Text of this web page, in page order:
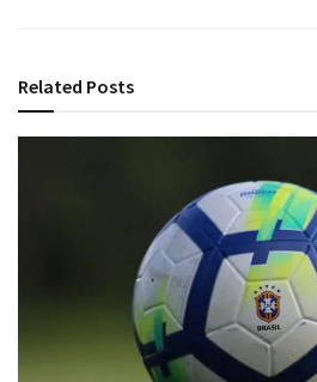
Related Posts